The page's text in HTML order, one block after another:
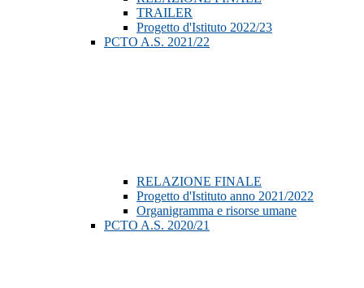
TRAILER
Progetto d'Istituto 2022/23
PCTO A.S. 2021/22
RELAZIONE FINALE
Progetto d'Istituto anno 2021/2022
Organigramma e risorse umane
PCTO A.S. 2020/21